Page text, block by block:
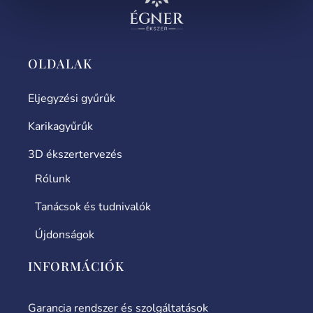
OLDALAK
Eljegyzési gyűrűk
Karikagyűrűk
3D ékszertervezés
Rólunk
Tanácsok és tudnivalók
Újdonságok
INFORMÁCIÓK
Garancia rendszer és szolgáltatások